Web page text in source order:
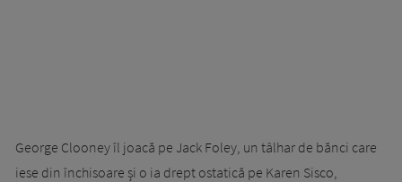
George Clooney îl joacă pe Jack Foley, un tâlhar de bănci care
iese din închisoare și o ia drept ostatică pe Karen Sisco,